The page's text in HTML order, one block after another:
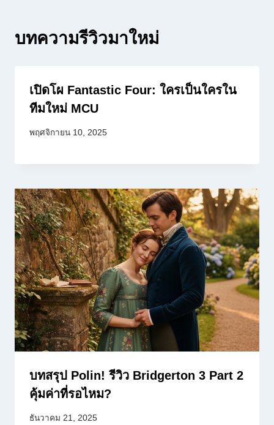
บทความรีวิวมาใหม่
เปิดโผ Fantastic Four: ใครเป็นใครใน
ทีมใหม่ MCU
พฤศจิกายน 10, 2025
บทสรุป Polin! รีวิว Bridgerton 3 Part 2
คุ้มค่าที่รอไหม?
ธันวาคม 21, 2025